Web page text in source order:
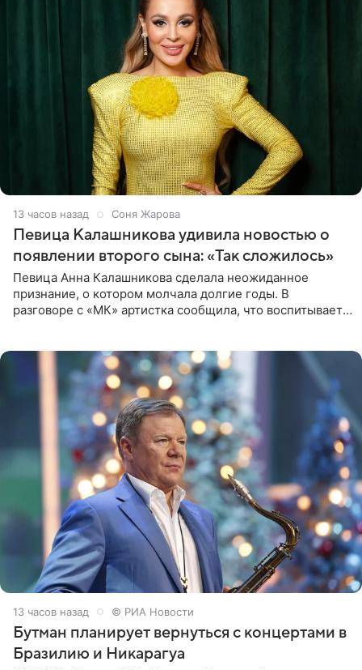
13 часов назад Соня Жарова
Певица Калашникова удивила новостью о
появлении второго сына: «Так сложилось»
Певица Анна Калашникова сделала неожиданное
признание, о котором молчала долгие годы. В
разговоре с «МК» артистка сообщила, что воспитывает
13 часов назад © РИА Новости
Бутман планирует вернуться с концертами в
Бразилию и Никарагуа